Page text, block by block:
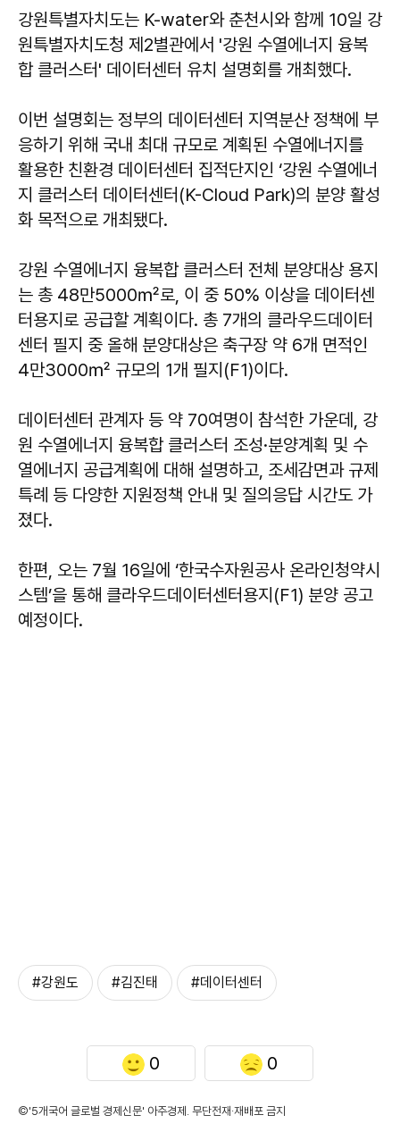
강원특별자치도는 K-water와 춘천시와 함께 10일 강
원특별자치도청 제2별관에서 '강원 수열에너지 융복
합 클러스터' 데이터센터 유치 설명회를 개최했다.
이번 설명회는 정부의 데이터센터 지역분산 정책에 부
응하기 위해 국내 최대 규모로 계획된 수열에너지를
활용한 친환경 데이터센터 집적단지인 ‘강원 수열에너
지 클러스터 데이터센터(K-Cloud Park)의 분양 활성
화 목적으로 개최됐다.
강원 수열에너지 융복합 클러스터 전체 분양대상 용지
는 총 48만5000㎡로, 이 중 50% 이상을 데이터센
터용지로 공급할 계획이다. 총 7개의 클라우드데이터
센터 필지 중 올해 분양대상은 축구장 약 6개 면적인
4만3000㎡ 규모의 1개 필지(F1)이다.
데이터센터 관계자 등 약 70여명이 참석한 가운데, 강
원 수열에너지 융복합 클러스터 조성·분양계획 및 수
열에너지 공급계획에 대해 설명하고, 조세감면과 규제
특례 등 다양한 지원정책 안내 및 질의응답 시간도 가
졌다.
한편, 오는 7월 16일에 ‘한국수자원공사 온라인청약시
스템’을 통해 클라우드데이터센터용지(F1) 분양 공고
예정이다.
#강원도 #김진태 #데이터센터
0 0
©'5개국어 글로벌 경제신문' 아주경제. 무단전재·재배포 금지